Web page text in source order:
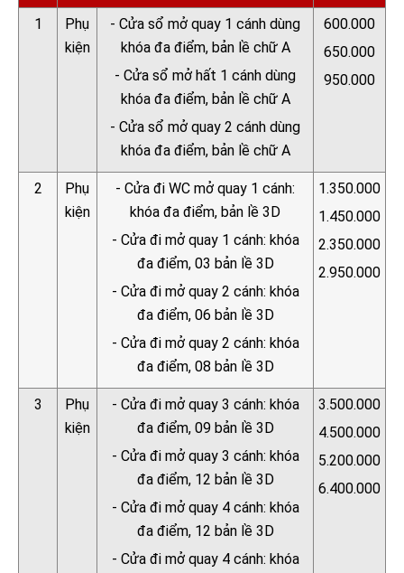
1
Phụ
kiện
- Cửa sổ mở quay 1 cánh dùng
khóa đa điểm, bản lề chữ A
- Cửa sổ mở hất 1 cánh dùng
khóa đa điểm, bản lề chữ A
- Cửa sổ mở quay 2 cánh dùng
khóa đa điểm, bản lề chữ A
600.000
650.000
950.000
2
Phụ
kiện
- Cửa đi WC mở quay 1 cánh:
khóa đa điểm, bản lề 3D
- Cửa đi mở quay 1 cánh: khóa
đa điểm, 03 bản lề 3D
- Cửa đi mở quay 2 cánh: khóa
đa điểm, 06 bản lề 3D
- Cửa đi mở quay 2 cánh: khóa
đa điểm, 08 bản lề 3D
1.350.000
1.450.000
2.350.000
2.950.000
3
Phụ
kiện
- Cửa đi mở quay 3 cánh: khóa
đa điểm, 09 bản lề 3D
- Cửa đi mở quay 3 cánh: khóa
đa điểm, 12 bản lề 3D
- Cửa đi mở quay 4 cánh: khóa
đa điểm, 12 bản lề 3D
- Cửa đi mở quay 4 cánh: khóa
3.500.000
4.500.000
5.200.000
6.400.000